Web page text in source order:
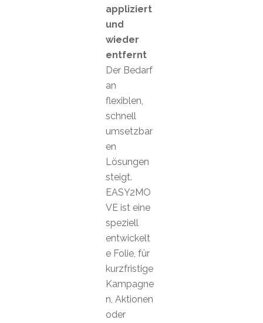
appliziert
und
wieder
entfernt
Der Bedarf
an
flexiblen,
schnell
umsetzbar
en
Lösungen
steigt.
EASY2MO
VE ist eine
speziell
entwickelt
e Folie, für
kurzfristige
Kampagne
n, Aktionen
oder